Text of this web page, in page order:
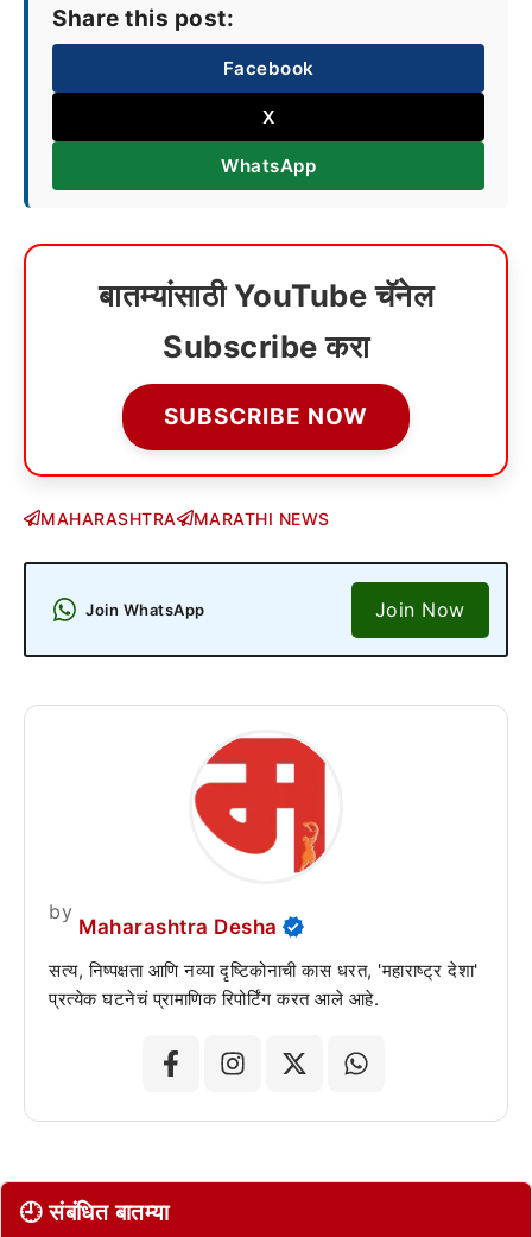
Share this post:
Facebook
X
WhatsApp
बातम्यांसाठी YouTube चॅनेल
Subscribe करा
SUBSCRIBE NOW
MAHARASHTRA MARATHI NEWS
Join WhatsApp Join Now
by
Maharashtra Desha
सत्य, निष्पक्षता आणि नव्या दृष्टिकोनाची कास धरत, 'महाराष्ट्र देशा'
प्रत्येक घटनेचं प्रामाणिक रिपोर्टिंग करत आले आहे.
🕘 संबंधित बातम्या